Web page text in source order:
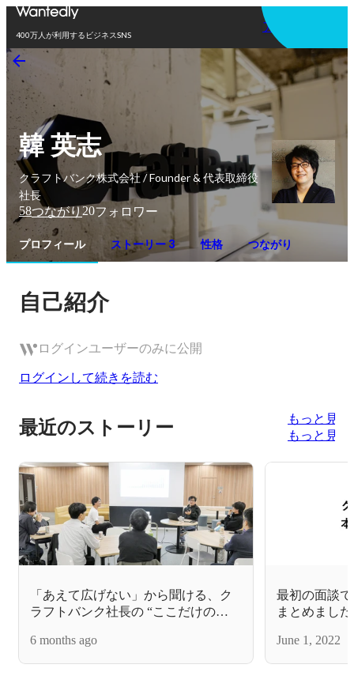
400万人が利用するビジネスSNS
アプリを使う
韓 英志
クラフトバンク株式会社 / Founder & 代表取締役
社長
58つながり 20フォロワー
プロフィール ストーリー 3 性格 つながり
自己紹介
ログインユーザーのみに公開
ログインして続きを読む
最近のストーリー
もっと見る
もっと見る
「あえて広げない」から聞ける、ク
ラフトバンク社長の “ここだけの
6 months ago
最初の面談
まとめました
June 1, 2022